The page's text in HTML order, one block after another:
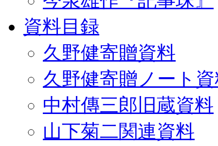
資料目録
久野健寄贈資料
久野健寄贈ノート
中村傳三郎旧蔵資料
山下菊二関連資料